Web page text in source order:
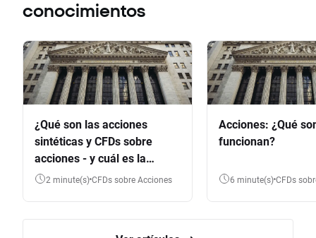
conocimientos
¿Qué son las acciones
sintéticas y CFDs sobre
acciones - y cuál es la
diferencia?
2 minute(s) CFDs sobre Acciones
Acciones: ¿Qué
funcionan?
6 minute(s) CFDs